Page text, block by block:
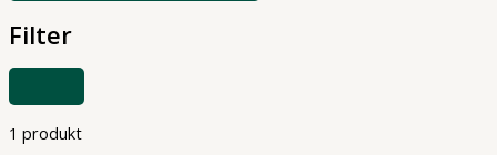
Filter
ELLER
FILTER
1 produkt